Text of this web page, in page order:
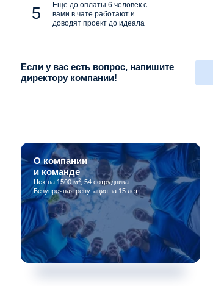
Еще до оплаты 6 человек с
вами в чате работают и
доводят проект до идеала
Если у вас есть вопрос, напишите
директору компании!
О компании
и команде
Цех на 1500 м2, 54 сотрудника.
Безупречная репутация за 15 лет.